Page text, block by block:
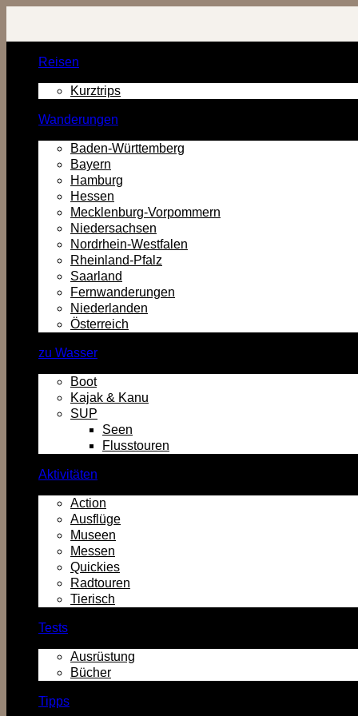
Inhalt
Reisen
Kurztrips
Wanderungen
Baden-Württemberg
Bayern
Hamburg
Hessen
Mecklenburg-Vorpommern
Niedersachsen
Nordrhein-Westfalen
Rheinland-Pfalz
Saarland
Fernwanderungen
Niederlanden
Österreich
zu Wasser
Boot
Kajak & Kanu
SUP
Seen
Flusstouren
Aktivitäten
Action
Ausflüge
Museen
Messen
Quickies
Radtouren
Tierisch
Tests
Ausrüstung
Bücher
Tipps